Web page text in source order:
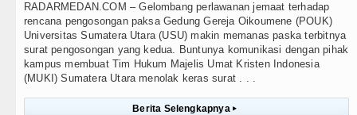
RADARMEDAN.COM – Gelombang perlawanan jemaat terhadap
rencana pengosongan paksa Gedung Gereja Oikoumene (POUK)
Universitas Sumatera Utara (USU) makin memanas paska terbitnya
surat pengosongan yang kedua. Buntunya komunikasi dengan pihak
kampus membuat Tim Hukum Majelis Umat Kristen Indonesia
(MUKI) Sumatera Utara menolak keras surat . . .
Berita Selengkapnya ▸